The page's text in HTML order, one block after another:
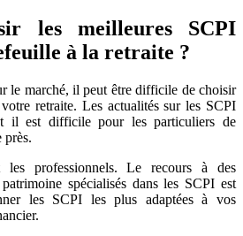
les meilleures SCPI
à la retraite ?
le marché, il peut être difficile de choisir
retraite. Les actualités sur les SCPI
il est difficile pour les particuliers de
près.
les professionnels. Le recours à des
spécialisés dans les SCPI est
les SCPI les plus adaptées à vos